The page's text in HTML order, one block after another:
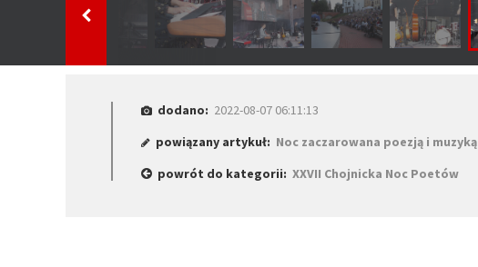
dodano: 2022-08-07 06:11:13
powiązany artykuł: Noc zaczarowana poezją i muzyką
powrót do kategorii: XXVII Chojnicka Noc Poetów